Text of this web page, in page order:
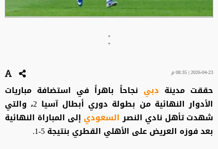
"
"
2026-04-23 | 08:35 م
حققت مدينة دبي نجاحاً باهراً في استضافة مباريات
الأدوار النهائية من بطولة دوري أبطال آسيا 2، والتي
شهدت تأهل نادي النصرالسعودي إلى المباراة النهائية
بعد فوزه العريض على الأهلي القطري بنتيجة 5-1.